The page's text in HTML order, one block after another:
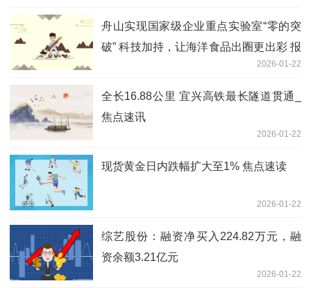
舟山实现国家级企业重点实验室“零的突
破” 科技加持，让海洋食品出圈更出彩 报
2026-01-22
全长16.88公里 宜兴高铁最长隧道贯通_
焦点速讯
2026-01-22
现货黄金日内跌幅扩大至1% 焦点速读
2026-01-22
综艺股份：融资净买入224.82万元，融
资余额3.21亿元
2026-01-22